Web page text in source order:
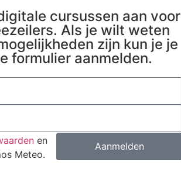
cursussen aan voor
Als je wilt weten
zijn kun je je
formulier aanmelden.
en
Meteo.
Aanmelden